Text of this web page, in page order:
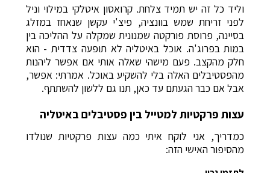
וליד כל זה יש תמיד צלחת. קרואסון איטלקי במילוי וניל
לפני זריחת שמש בוונציה, פיצ'י עקשן שנאחז במזלג
בסיינה, פרוסת פורקטה שמנונית שמקלה על ההליכה בין
במות בפרוג'ה. אוכל באיטליה לא תופעה צדדית - הוא
חלק מהקצב. פעם מישהי שאלה אותי אם אפשר ליהנות
מהפסטיבלים האלה בלי להשקיע באוכל. אמרתי: אפשר,
אבל אם כבר הגעתם עד כאן, תנו גם ללשון להשתתף.
עצות פרקטיות למטייל בין פסטיבלים באיטליה
כמדריך, אני לוקח איתי כמה עצות פרקטיות שנולדו
מהסיפור האישי הזה: